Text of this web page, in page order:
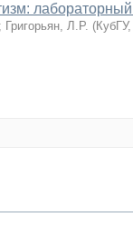
; Григорьян, Л.Р. (КубГУ